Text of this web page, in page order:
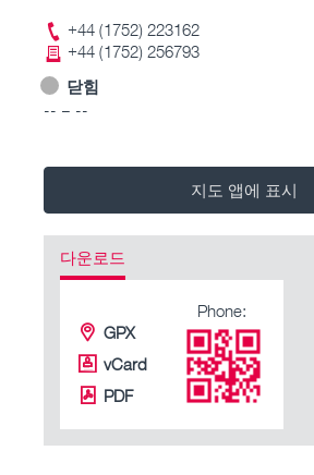
+44 (1752) 223162
+44 (1752) 256793
닫힘
-- – --
지도 앱에 표시
다운로드
GPX
vCard
PDF
Phone: